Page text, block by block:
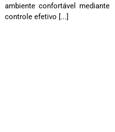
ambiente confortável mediante
controle efetivo [...]